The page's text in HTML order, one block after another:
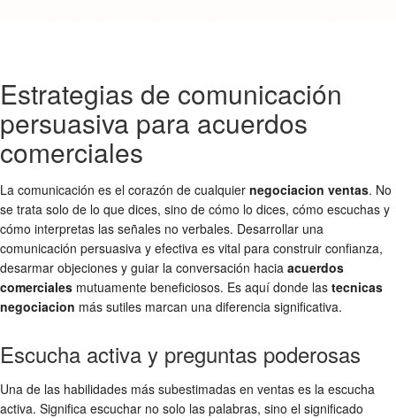
Estrategias de comunicación
persuasiva para acuerdos
comerciales
La comunicación es el corazón de cualquier negociacion ventas. No
se trata solo de lo que dices, sino de cómo lo dices, cómo escuchas y
cómo interpretas las señales no verbales. Desarrollar una
comunicación persuasiva y efectiva es vital para construir confianza,
desarmar objeciones y guiar la conversación hacia acuerdos
comerciales mutuamente beneficiosos. Es aquí donde las tecnicas
negociacion más sutiles marcan una diferencia significativa.
Escucha activa y preguntas poderosas
Una de las habilidades más subestimadas en ventas es la escucha
activa. Significa escuchar no solo las palabras, sino el significado